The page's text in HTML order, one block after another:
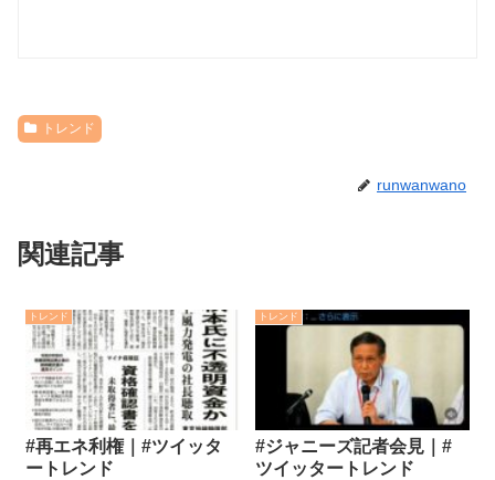
トレンド
runwanwano
関連記事
トレンド
#再エネ利権｜#ツイッタ
ートレンド
トレンド
#ジャニーズ記者会見｜#
ツイッタートレンド